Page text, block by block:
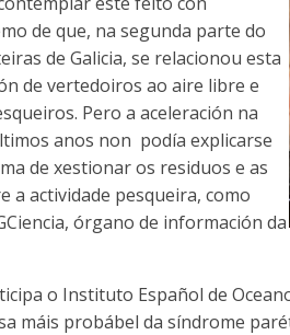
de que, na segunda parte do
de Galicia, se relacionou esta
de vertedoiros ao aire libre e
Pero a aceleración na
anos non podía explicarse
de xestionar os residuos e as
a actividade pesqueira, como
órgano de información da
o Instituto Español de
máis probábel da síndrome